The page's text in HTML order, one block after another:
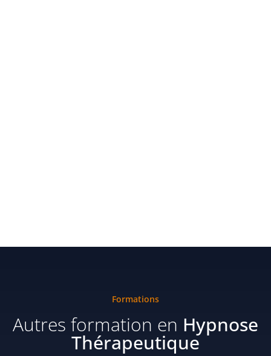
Formations
Autres formation en Hypnose
Thérapeutique